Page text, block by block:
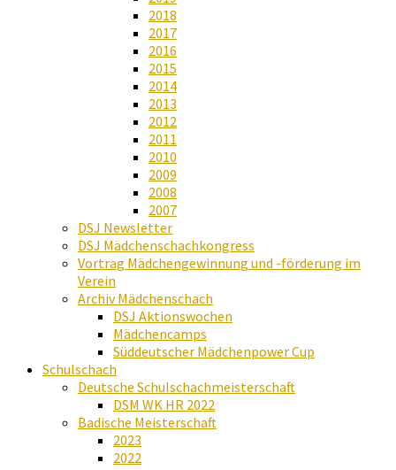
2018
2017
2016
2015
2014
2013
2012
2011
2010
2009
2008
2007
DSJ Newsletter
DSJ Mädchenschachkongress
Vortrag Mädchengewinnung und -förderung im
Verein
Archiv Mädchenschach
DSJ Aktionswochen
Mädchencamps
Süddeutscher Mädchenpower Cup
Schulschach
Deutsche Schulschachmeisterschaft
DSM WK HR 2022
Badische Meisterschaft
2023
2022